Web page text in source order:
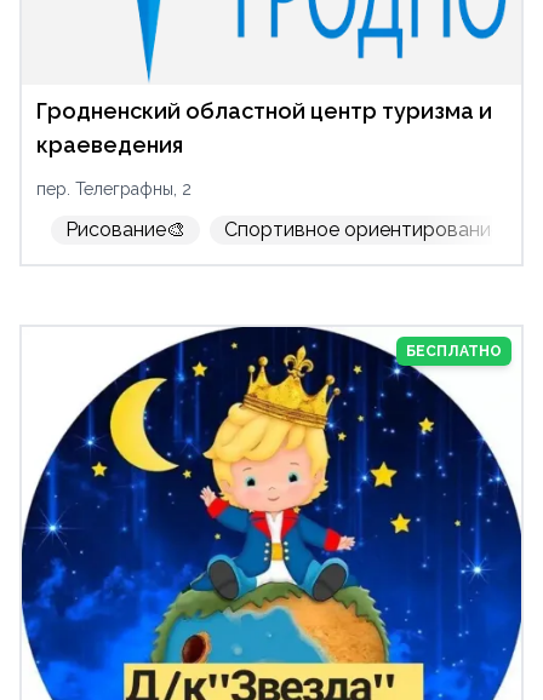
Гродненский областной центр туризма и
краеведения
пер. Телеграфны, 2
Рисование🎨 Спортивное ориентирование
БЕСПЛАТНО